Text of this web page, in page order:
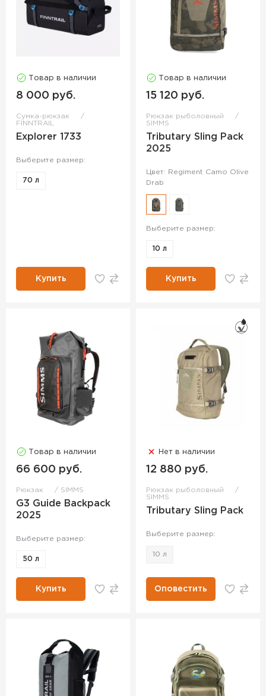
Товар в наличии
8 000 руб.
Сумка-рюкзак
FINNTRAIL
Explorer 1733
Выберите размер:
70 л
Купить
Товар в наличии
15 120 руб.
Рюкзак рыболовный
SIMMS
Tributary Sling Pack
2025
Цвет: Regiment Camo Olive
Drab
Выберите размер:
10 л
Купить
Товар в наличии
66 600 руб.
Рюкзак SIMMS
G3 Guide Backpack
2025
Выберите размер:
50 л
Купить
Нет в наличии
12 880 руб.
Рюкзак рыболовный
SIMMS
Tributary Sling Pack
Выберите размер:
10 л
Оповестить